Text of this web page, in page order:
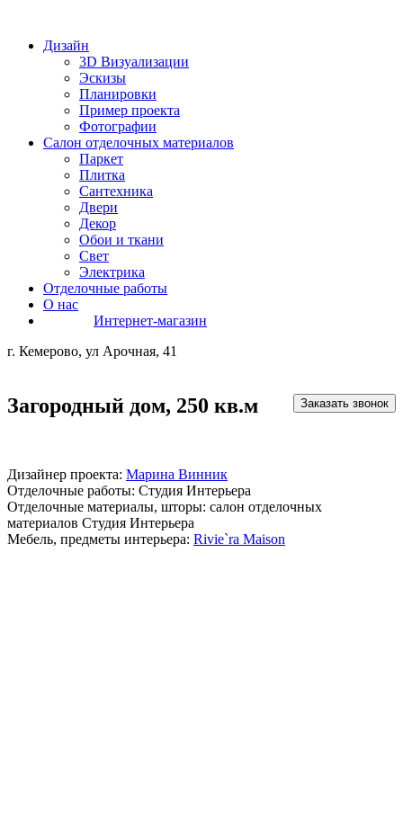
Дизайн
3D Визуализации
Эскизы
Планировки
Пример проекта
Фотографии
Салон отделочных материалов
Паркет
Плитка
Сантехника
Двери
Декор
Обои и ткани
Свет
Электрика
Отделочные работы
О нас
Интернет-магазин
г. Кемерово, ул Арочная, 41
Загородный дом, 250 кв.м Заказать звонок
Дизайнер проекта: Марина Винник
Отделочные работы: Студия Интерьера
Отделочные материалы, шторы: салон отделочных
материалов Студия Интерьера
Мебель, предметы интерьера: Rivie`ra Maison